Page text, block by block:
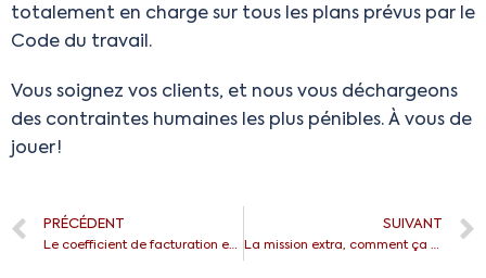
totalement en charge sur tous les plans prévus par le
Code du travail.
Vous soignez vos clients, et nous vous déchargeons
des contraintes humaines les plus pénibles. À vous de
jouer !
PRÉCÉDENT
Le coefficient de facturation en intérim
SUIVANT
La mission extra, comment ça fonctionne ?